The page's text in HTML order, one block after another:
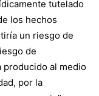
tutelado
los hechos
un riesgo de
de
producido al medio
por la